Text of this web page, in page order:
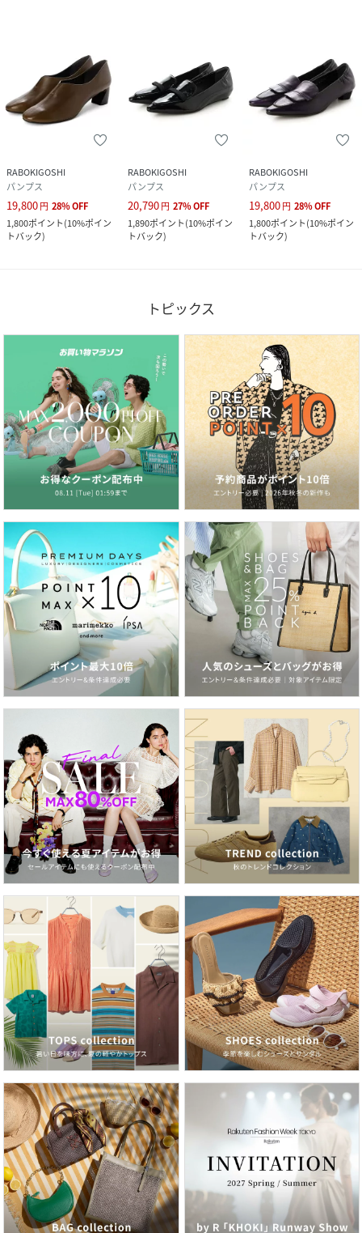
RABOKIGOSHI
パンプス
19,800円 28%OFF
1,800ポイント(10%ポイン
トバック)
RABOKIGOSHI
パンプス
20,790円 27%OFF
1,890ポイント(10%ポイン
トバック)
RABOKIGOSHI
パンプス
19,800円 28%OFF
1,800ポイント(10%ポイン
トバック)
トピックス